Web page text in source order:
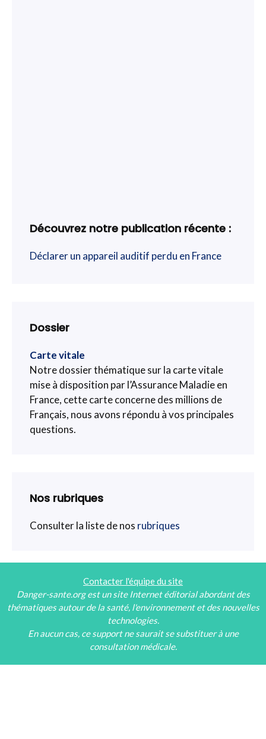
Découvrez notre publication récente :
Déclarer un appareil auditif perdu en France
Dossier
Carte vitale
Notre dossier thématique sur la carte vitale
mise à disposition par l’Assurance Maladie en
France, cette carte concerne des millions de
Français, nous avons répondu à vos principales
questions.
Nos rubriques
Consulter la liste de nos rubriques
Contacter l'équipe du site
Danger-sante.org est un site Internet éditorial abordant des
thématiques autour de la santé, l'environnement et des nouvelles
technologies.
En aucun cas, ce support ne saurait se substituer à une
consultation médicale.